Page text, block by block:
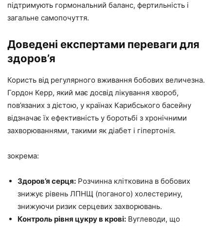
підтримують гормональний баланс, фертильність і
загальне самопочуття.
Доведені експертами переваги для
здоров’я
Користь від регулярного вживання бобових величезна.
Гордон Керр, який має досвід лікування хвороб,
пов’язаних з дієтою, у країнах Карибського басейну
відзначає їх ефективність у боротьбі з хронічними
захворюваннями, такими як діабет і гіпертонія.
зокрема:
Здоров’я серця: Розчинна клітковина в бобових
знижує рівень ЛПНЩ (поганого) холестерину,
знижуючи ризик серцевих захворювань.
Контроль рівня цукру в крові: Вуглеводи, що